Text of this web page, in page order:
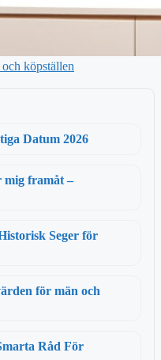
köpställen
Datum 2026
mig framåt –
Seger för
för män och
Råd För